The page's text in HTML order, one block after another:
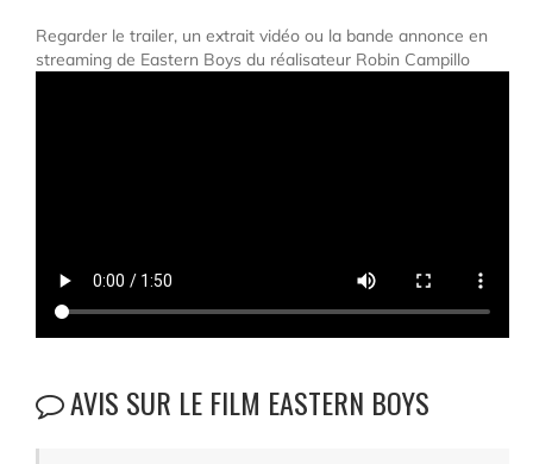
Regarder le trailer, un extrait vidéo ou la bande annonce en
streaming de Eastern Boys du réalisateur Robin Campillo
AVIS SUR LE FILM EASTERN BOYS